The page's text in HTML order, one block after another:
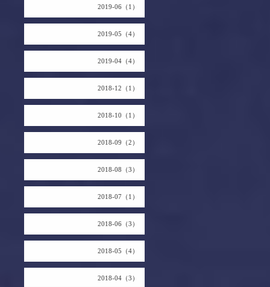
2019-06（1）
2019-05（4）
2019-04（4）
2018-12（1）
2018-10（1）
2018-09（2）
2018-08（3）
2018-07（1）
2018-06（3）
2018-05（4）
2018-04（3）